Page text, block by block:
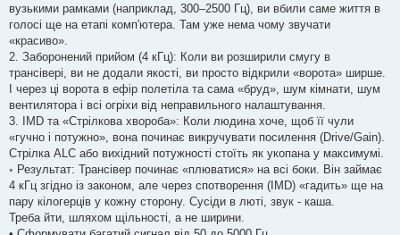
вузькими рамками (наприклад, 300–2500 Гц), ви вбили саме життя в
голосі ще на етапі комп'ютера. Там уже нема чому звучати
«красиво».
2. Заборонений прийом (4 кГц): Коли ви розширили смугу в
трансівері, ви не додали якості, ви просто відкрили «ворота» ширше.
І через ці ворота в ефір полетіла та сама «бруд», шум кімнати, шум
вентилятора і всі огріхи від неправильного налаштування.
3. IMD та «Стрілкова хвороба»: Коли людина хоче, щоб її чули
«гучно і потужно», вона починає викручувати посилення (Drive/Gain).
Стрілка ALC або вихідний потужності стоїть як укопана у максимумі.
◦ Результат: Трансівер починає «плюватися» на всі боки. Він займає
4 кГц згідно із законом, але через спотворення (IMD) «гадить» ще на
пару кілогерців у кожну сторону. Сусіди в люті, звук - каша.
Треба йти, шляхом щільності, а не ширини.